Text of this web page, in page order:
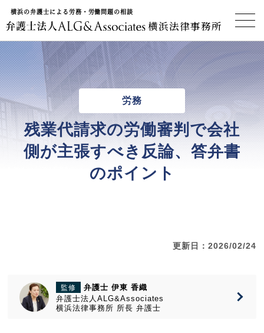
横浜の弁護士による労務・労働問題の相談
横浜法律事務所
労務
残業代請求の労働審判で会社
側が主張すべき反論、答弁書
のポイント
更新日：2026/02/24
監修
弁護士 伊東 香織
弁護士法人ALG&Associates
横浜法律事務所 所長 弁護士